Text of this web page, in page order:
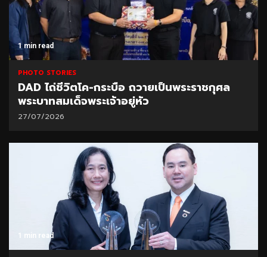
1 min read
PHOTO STORIES
DAD ไถ่ชีวิตโค-กระบือ ถวายเป็นพระราชกุศล
พระบาทสมเด็จพระเจ้าอยู่หัว
27/07/2026
1 min read